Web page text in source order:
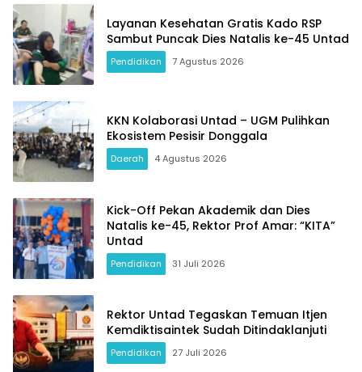
Layanan Kesehatan Gratis Kado RSP
Sambut Puncak Dies Natalis ke-45 Untad
Pendidikan 7 Agustus 2026
KKN Kolaborasi Untad – UGM Pulihkan
Ekosistem Pesisir Donggala
Daerah 4 Agustus 2026
Kick-Off Pekan Akademik dan Dies
Natalis ke-45, Rektor Prof Amar: “KITA”
Untad
Pendidikan 31 Juli 2026
Rektor Untad Tegaskan Temuan Itjen
Kemdiktisaintek Sudah Ditindaklanjuti
Pendidikan 27 Juli 2026